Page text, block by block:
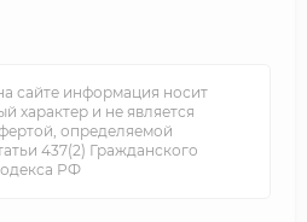
сайте информация носит
характер и не является
определяемой
437(2) Гражданского
РФ